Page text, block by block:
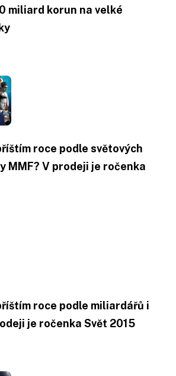
miliard korun na velké
roce podle světových
MMF? V prodeji je ročenka
roce podle miliardářů i
je ročenka Svět 2015